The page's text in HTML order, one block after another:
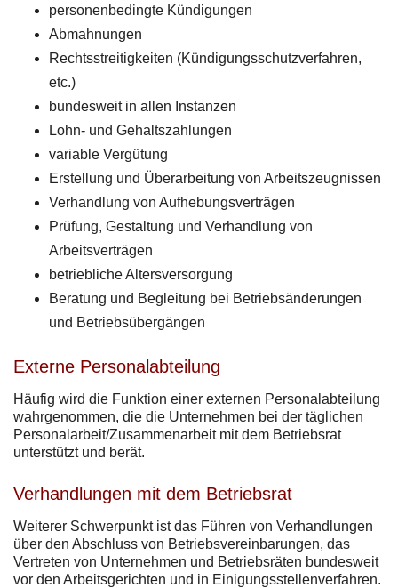
personenbedingte Kündigungen
Abmahnungen
Rechtsstreitigkeiten (Kündigungsschutzverfahren,
etc.)
bundesweit in allen Instanzen
Lohn- und Gehaltszahlungen
variable Vergütung
Erstellung und Überarbeitung von Arbeitszeugnissen
Verhandlung von Aufhebungsverträgen
Prüfung, Gestaltung und Verhandlung von
Arbeitsverträgen
betriebliche Altersversorgung
Beratung und Begleitung bei Betriebsänderungen
und Betriebsübergängen
Externe Personalabteilung
Häufig wird die Funktion einer externen Personalabteilung
wahrgenommen, die die Unternehmen bei der täglichen
Personalarbeit/Zusammenarbeit mit dem Betriebsrat
unterstützt und berät.
Verhandlungen mit dem Betriebsrat
Weiterer Schwerpunkt ist das Führen von Verhandlungen
über den Abschluss von Betriebsvereinbarungen, das
Vertreten von Unternehmen und Betriebsräten bundesweit
vor den Arbeitsgerichten und in Einigungsstellenverfahren.